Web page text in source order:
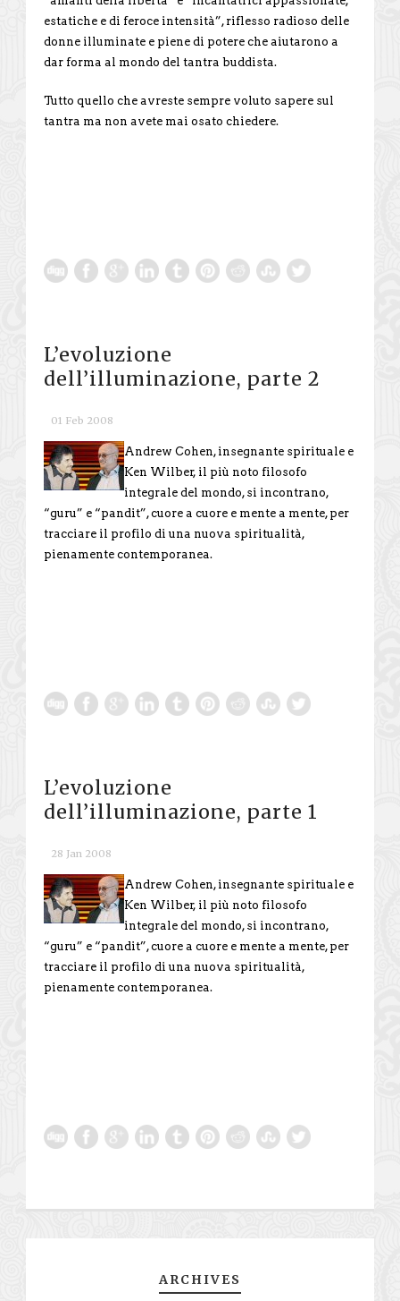
estatiche e di feroce intensità”, riflesso radioso delle
donne illuminate e piene di potere che aiutarono a
dar forma al mondo del tantra buddista.
Tutto quello che avreste sempre voluto sapere sul
tantra ma non avete mai osato chiedere.
L’evoluzione
dell’illuminazione, parte 2
01 Feb 2008
Andrew Cohen, insegnante spirituale e
Ken Wilber, il più noto filosofo
integrale del mondo, si incontrano,
“guru” e “pandit”, cuore a cuore e mente a mente, per
tracciare il profilo di una nuova spiritualità,
pienamente contemporanea.
L’evoluzione
dell’illuminazione, parte 1
28 Jan 2008
Andrew Cohen, insegnante spirituale e
Ken Wilber, il più noto filosofo
integrale del mondo, si incontrano,
“guru” e “pandit”, cuore a cuore e mente a mente, per
tracciare il profilo di una nuova spiritualità,
pienamente contemporanea.
ARCHIVES